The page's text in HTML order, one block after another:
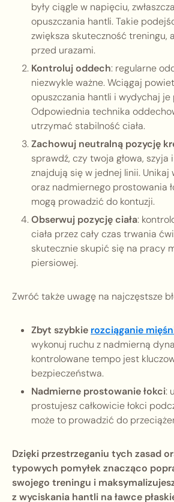
były ciągle w napięciu,
opuszczania hantli. Takie
zwiększa skuteczność treningu,
przed urazami.
Kontroluj oddech: regularne
niezwykle ważne. Wciągaj
opuszczania hantli i wydychaj je
Odpowiednia technika
utrzymać stabilność ciała.
Zachowuj neutralną pozycję
sprawdź, czy twoja głowa, szyja
znajdują się w jednej linii.
oraz nadmiernego prostowania
mogą prowadzić do kontuzji.
Obserwuj pozycję ciała:
ciała przez cały czas trwania
skutecznie skupić się na pracy
piersiowej.
Zwróć także uwagę na najczęstsze
Zbyt szybkie rozciąganie
wykonuj ruchu z nadmierną
kontrolowane tempo jest
bezpieczeństwa.
Nadmierne prostowanie łokci:
prostujesz całkowicie łokci
może to prowadzić do
Dzięki przestrzeganiu tych zasad
typowych pomyłek znacząco
swojego treningu i
z wyciskania hantli na ławce